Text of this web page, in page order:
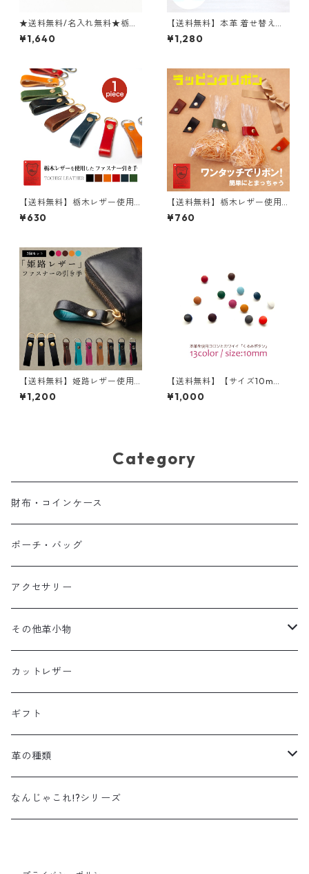
★送料無料/名入れ無料★栃木
レザーを使用した星型キーホ
ルダー★ファスナーの引き手
¥1,640
【送料無料】本革 着せ替えダ
ブルクリップカバー 2個セット
口幅25mm用 全13色
¥1,280
【送料無料】栃木レザー使用
ファスナーの引き手 単品(1個)
シンプルタイプ 牛革 全6色
¥630
【送料無料】栃木レザー使用
ラッピングリボン 単品 全6色
日本製
¥760
【送料無料】姫路レザー使用
ファスナーの引き手 ノーマル
タイプ 3個セット 牛革
¥1,200
【送料無料】【サイズ10m
m】本革を使用した上品なく
るみボタン5個セット
¥1,000
Category
財布・コインケース
ポーチ・バッグ
アクセサリー
その他革小物
ファスナーの引き手
くるみボタン
ストラップ
キーホルダー
カットレザー
ギフト
革の種類
ドラムダイ
なんじゃこれ!?シリーズ